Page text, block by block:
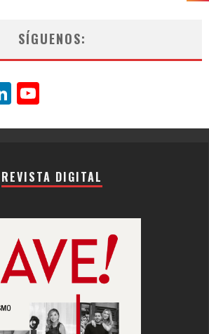
SÍGUENOS:
LinkedIn
REVISTA DIGITAL